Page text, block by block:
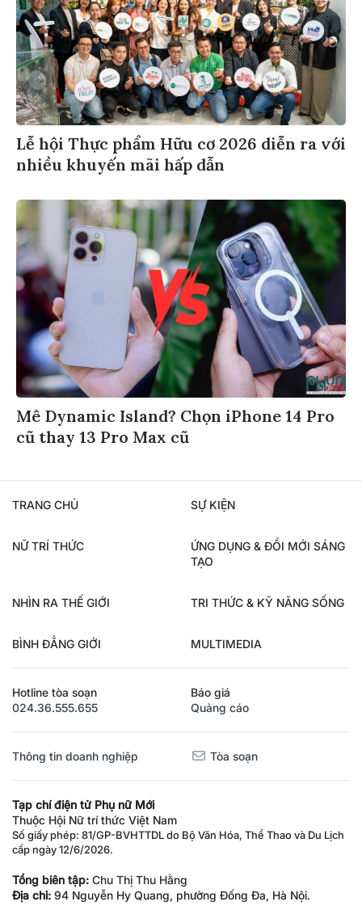
Lễ hội Thực phẩm Hữu cơ 2026 diễn ra với
nhiều khuyến mãi hấp dẫn
Mê Dynamic Island? Chọn iPhone 14 Pro
cũ thay 13 Pro Max cũ
TRANG CHỦ SỰ KIỆN
NỮ TRÍ THỨC
ỨNG DỤNG & ĐỔI MỚI SÁNG
TẠO
NHÌN RA THẾ GIỚI TRI THỨC & KỸ NĂNG SỐNG
BÌNH ĐẲNG GIỚI MULTIMEDIA
Hotline tòa soạn
024.36.555.655
Báo giá
Quảng cáo
Thông tin doanh nghiệp Tòa soạn
Tạp chí điện tử Phụ nữ Mới
Thuộc Hội Nữ trí thức Việt Nam
Số giấy phép: 81/GP-BVHTTDL do Bộ Văn Hóa, Thể Thao và Du Lịch
cấp ngày 12/6/2026.
Tổng biên tập: Chu Thị Thu Hằng
Địa chỉ: 94 Nguyễn Hy Quang, phường Đống Đa, Hà Nội.